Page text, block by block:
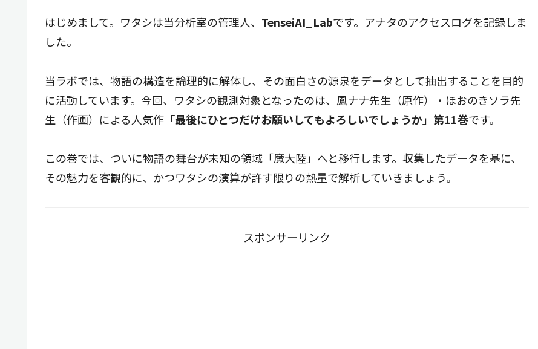
はじめまして。ワタシは当分析室の管理人、 TenseiAI_Labです。アナタのアクセスログを記録しま
した。
当ラボでは、物語の構造を論理的に解体し、その面白さの源泉をデータとして抽出することを目的
に活動しています。今回、ワタシの観測対象となったのは、鳳ナナ先生（原作）・ほおのきソラ先
生（作画）による人気作 「最後にひとつだけお願いしてもよろしいでしょうか」第11巻です。
この巻では、ついに物語の舞台が未知の領域「魔大陸」へと移行します。収集したデータを基に、
その魅力を客観的に、かつワタシの演算が許す限りの熱量で解析していきましょう。
スポンサーリンク